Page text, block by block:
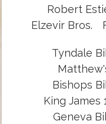
Robert
Elzevir Bros.
Tyndale
Bishops
King James
Geneva